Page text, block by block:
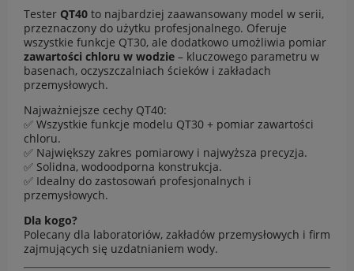
Tester QT40 to najbardziej zaawansowany model w serii,
przeznaczony do użytku profesjonalnego. Oferuje
wszystkie funkcje QT30, ale dodatkowo umożliwia pomiar
zawartości chloru w wodzie – kluczowego parametru w
basenach, oczyszczalniach ścieków i zakładach
przemysłowych.
Najważniejsze cechy QT40:
✅ Wszystkie funkcje modelu QT30 + pomiar zawartości
chloru.
✅ Największy zakres pomiarowy i najwyższa precyzja.
✅ Solidna, wodoodporna konstrukcja.
✅ Idealny do zastosowań profesjonalnych i
przemysłowych.
Dla kogo?
Polecany dla laboratoriów, zakładów przemysłowych i firm
zajmujących się uzdatnianiem wody.